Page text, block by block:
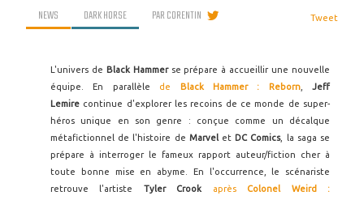
NEWS DARK HORSE PARCORENTIN Tweet
L'univers de Black Hammerse prépare à accueillir une nouvelle
équipe. En parallèle de Black Hammer : Reborn, Jeff
Lemire continue d'explorer les recoins de ce monde de super-
héros unique en son genre : conçue comme un décalque
métafictionnel de l'histoire de Marvelet DC Comics, la saga se
prépare à interroger le fameux rapport auteur/fiction cher à
toute bonne mise en abyme. En l'occurrence, le scénariste
retrouve l'artiste Tyler Crook aprèsColonel Weird :